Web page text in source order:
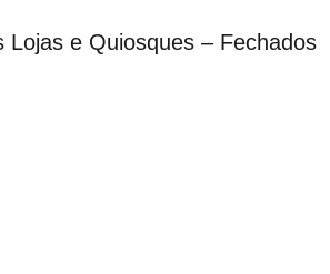
e Quiosques – Fechados